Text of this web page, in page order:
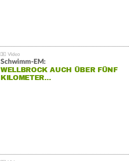
Schwimm-EM:
WELLBROCK AUCH ÜBER FÜNF
KILOMETER…